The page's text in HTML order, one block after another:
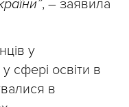
, – заявила
у
сфері освіти в
в